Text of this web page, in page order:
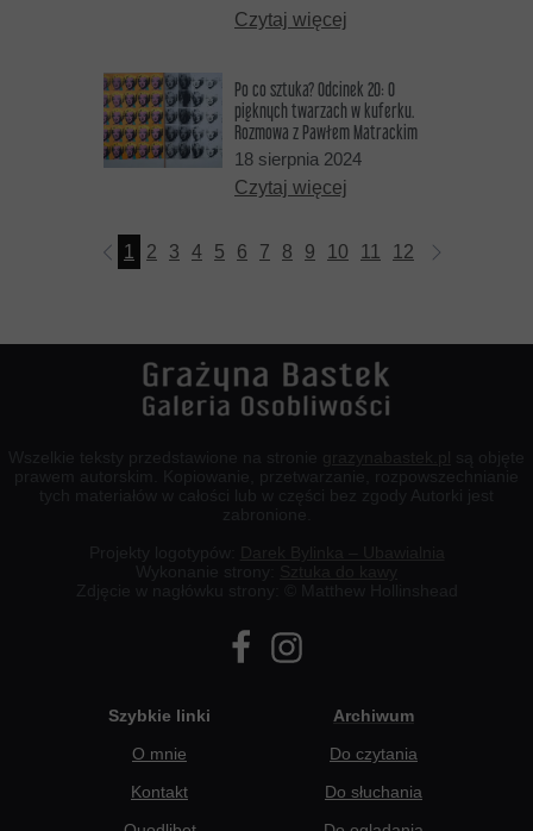
Czytaj więcej
Po co sztuka? Odcinek 20: O
pięknych twarzach w kuferku.
Rozmowa z Pawłem Matrackim
18 sierpnia 2024
Czytaj więcej
1 2 3 4 5 6 7 8 9 10 11 12 13
Szybkie linki
O mnie
Kontakt
Archiwum
Do czytania
Do słuchania